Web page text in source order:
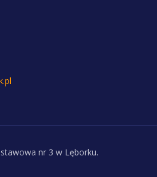
nr 3 w Lęborku.